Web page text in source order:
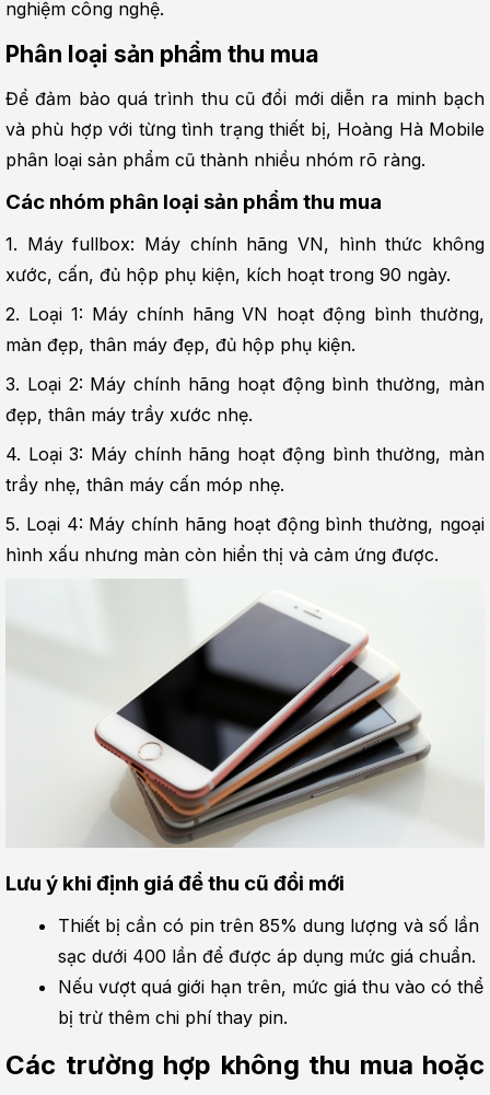
nghiệm công nghệ.
Phân loại sản phẩm thu mua
Để đảm bảo quá trình thu cũ đổi mới diễn ra minh bạch
và phù hợp với từng tình trạng thiết bị, Hoàng Hà Mobile
phân loại sản phẩm cũ thành nhiều nhóm rõ ràng.
Các nhóm phân loại sản phẩm thu mua
1. Máy fullbox: Máy chính hãng VN, hình thức không
xước, cấn, đủ hộp phụ kiện, kích hoạt trong 90 ngày.
2. Loại 1: Máy chính hãng VN hoạt động bình thường,
màn đẹp, thân máy đẹp, đủ hộp phụ kiện.
3. Loại 2: Máy chính hãng hoạt động bình thường, màn
đẹp, thân máy trầy xước nhẹ.
4. Loại 3: Máy chính hãng hoạt động bình thường, màn
trầy nhẹ, thân máy cấn móp nhẹ.
5. Loại 4: Máy chính hãng hoạt động bình thường, ngoại
hình xấu nhưng màn còn hiển thị và cảm ứng được.
Lưu ý khi định giá để thu cũ đổi mới
Thiết bị cần có pin trên 85% dung lượng và số lần
sạc dưới 400 lần để được áp dụng mức giá chuẩn.
Nếu vượt quá giới hạn trên, mức giá thu vào có thể
bị trừ thêm chi phí thay pin.
Các trường hợp không thu mua hoặc